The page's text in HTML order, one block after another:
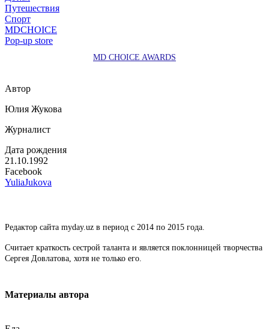
Путешествия
Спорт
MDCHOICE
Pop-up store
MD CHOICE AWARDS
Автор
Юлия Жукова
Журналист
Дата рождения
21.10.1992
Facebook
YuliaJukova
Редактор сайта myday.uz в период с 2014 по 2015 года.
Считает краткость сестрой таланта и является поклонницей творчества
Сергея Довлатова, хотя не только его.
Материалы автора